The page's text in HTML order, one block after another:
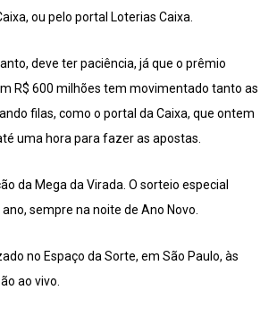
ou pelo portal Loterias Caixa.
deve ter paciência, já que o prêmio
R$ 600 milhões tem movimentado tanto as
filas, como o portal da Caixa, que ontem
uma hora para fazer as apostas.
da Mega da Virada. O sorteio especial
sempre na noite de Ano Novo.
no Espaço da Sorte, em São Paulo, às
ao vivo.